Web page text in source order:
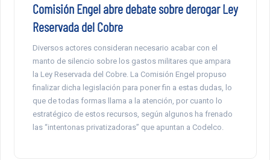
Comisión Engel abre debate sobre derogar Ley
Reservada del Cobre
Diversos actores consideran necesario acabar con el
manto de silencio sobre los gastos militares que ampara
la Ley Reservada del Cobre. La Comisión Engel propuso
finalizar dicha legislación para poner fin a estas dudas, lo
que de todas formas llama a la atención, por cuanto lo
estratégico de estos recursos, según algunos ha frenado
las “intentonas privatizadoras” que apuntan a Codelco.